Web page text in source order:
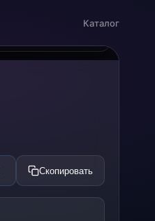
Каталог
Скопировать